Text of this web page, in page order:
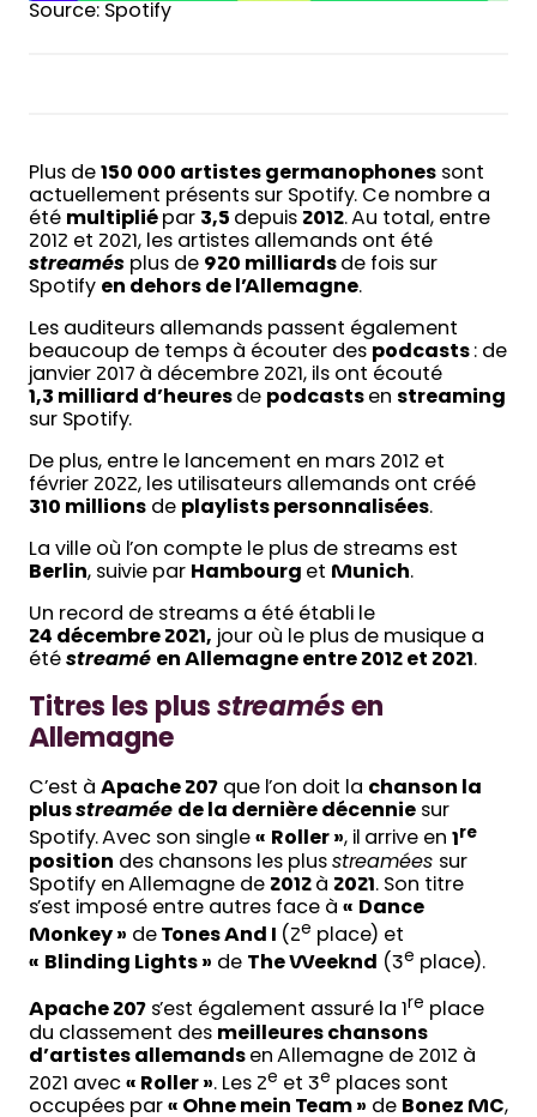
Source: Spotify
Plus de 150 000 artistes germanophones sont
actuellement présents sur Spotify. Ce nombre a
été multiplié par 3,5 depuis 2012. Au total, entre
2012 et 2021, les artistes allemands ont été
streamés plus de 920 milliards de fois sur
Spotify en dehors de l’Allemagne.
Les auditeurs allemands passent également
beaucoup de temps à écouter des podcasts : de
janvier 2017 à décembre 2021, ils ont écouté
1,3 milliard d’heures de podcasts en streaming
sur Spotify.
De plus, entre le lancement en mars 2012 et
février 2022, les utilisateurs allemands ont créé
310 millions de playlists personnalisées.
La ville où l’on compte le plus de streams est
Berlin, suivie par Hambourg et Munich.
Un record de streams a été établi le
24 décembre 2021, jour où le plus de musique a
été streamé en Allemagne entre 2012 et 2021.
Titres les plus streamés en
Allemagne
C’est à Apache 207 que l’on doit la chanson la
plusstreamée de la dernière décennie sur
Spotify. Avec son single « Roller », il arrive en 1re
position des chansons les plus streamées sur
Spotify en Allemagne de 2012 à 2021. Son titre
s’est imposé entre autres face à « Dance
Monkey » de Tones And I (2e place) et
« Blinding Lights » de The Weeknd (3e place).
Apache 207 s’est également assuré la 1 re place
du classement des meilleures chansons
d’artistes allemands en Allemagne de 2012 à
2021 avec « Roller ». Les 2e et 3e places sont
occupées par « Ohne mein Team » de Bonez MC,